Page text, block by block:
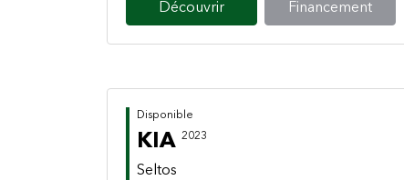
Découvrir Financement
Disponible
KIA 2023
Seltos